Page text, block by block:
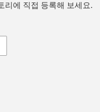
리에 직접 등록해 보세요.